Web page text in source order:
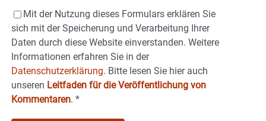
Mit der Nutzung dieses Formulars erklären Sie
sich mit der Speicherung und Verarbeitung Ihrer
Daten durch diese Website einverstanden. Weitere
Informationen erfahren Sie in der
Datenschutzerklärung. Bitte lesen Sie hier auch
unseren Leitfaden für die Veröffentlichung von
Kommentaren. *